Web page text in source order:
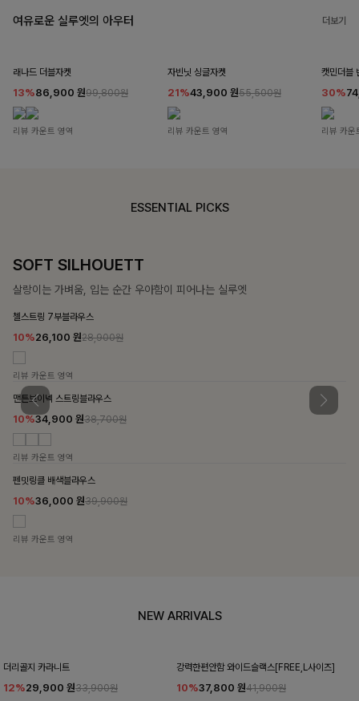
여유로운 실루엣의 아우터 더보기
래나드 더블자켓
13%86,900 원99,800원
리뷰 카운트 영역
자빈닛 싱글자켓
21%43,900 원55,500원
리뷰 카운트 영역
캣민더블
30%
리뷰 카운
ESSENTIAL PICKS
SOFT SILHOUETT
살랑이는 가벼움, 입는 순간 우아함이 피어나는 실루엣
첼스트링 7부블라우스
10%26,100 원28,900원
리뷰 카운트 영역
맨튼브이넥 스트링블라우스
10%34,900 원38,700원
리뷰 카운트 영역
펜밋링클 배색블라우스
10%36,000 원39,900원
리뷰 카운트 영역
NEW ARRIVALS
더리골지 카라니트
12%29,900 원33,900원
강력한편안함 와이드슬랙스[FREE,L사이즈]
10%37,800 원41,900원